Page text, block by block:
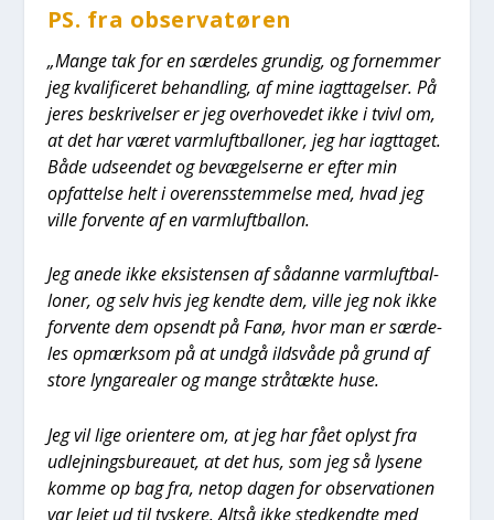
PS. fra obser­va­tø­ren
„Man­ge tak for en sær­de­les grun­dig, og for­nem­mer
jeg kva­li­fi­ce­ret behand­ling, af mine iagt­ta­gel­ser. På
jeres beskri­vel­ser er jeg over­ho­ve­det ikke i tvivl om,
at det har været varm­luft­bal­lo­ner, jeg har iagt­ta­get.
Både udse­en­det og bevæ­gel­ser­ne er efter min
opfat­tel­se helt i over­ens­stem­mel­se med, hvad jeg
vil­le for­ven­te af en varm­luft­bal­lon.
Jeg ane­de ikke eksi­sten­sen af sådan­ne varm­luft­bal­
lo­ner, og selv hvis jeg kend­te dem, vil­le jeg nok ikke
for­ven­te dem opsendt på Fanø, hvor man er sær­de­
les opmærk­som på at und­gå ilds­vå­de på grund af
sto­re lyn­ga­re­a­ler og man­ge strå­tæk­te huse.
Jeg vil lige ori­en­te­re om, at jeg har fået oplyst fra
udlej­nings­bu­reau­et, at det hus, som jeg så lyse­ne
kom­me op bag fra, net­op dagen for obser­va­tio­nen
var lejet ud til tyske­re. Alt­så ikke sted­kend­te med